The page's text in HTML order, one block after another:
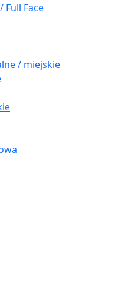
Full Face
/ miejskie